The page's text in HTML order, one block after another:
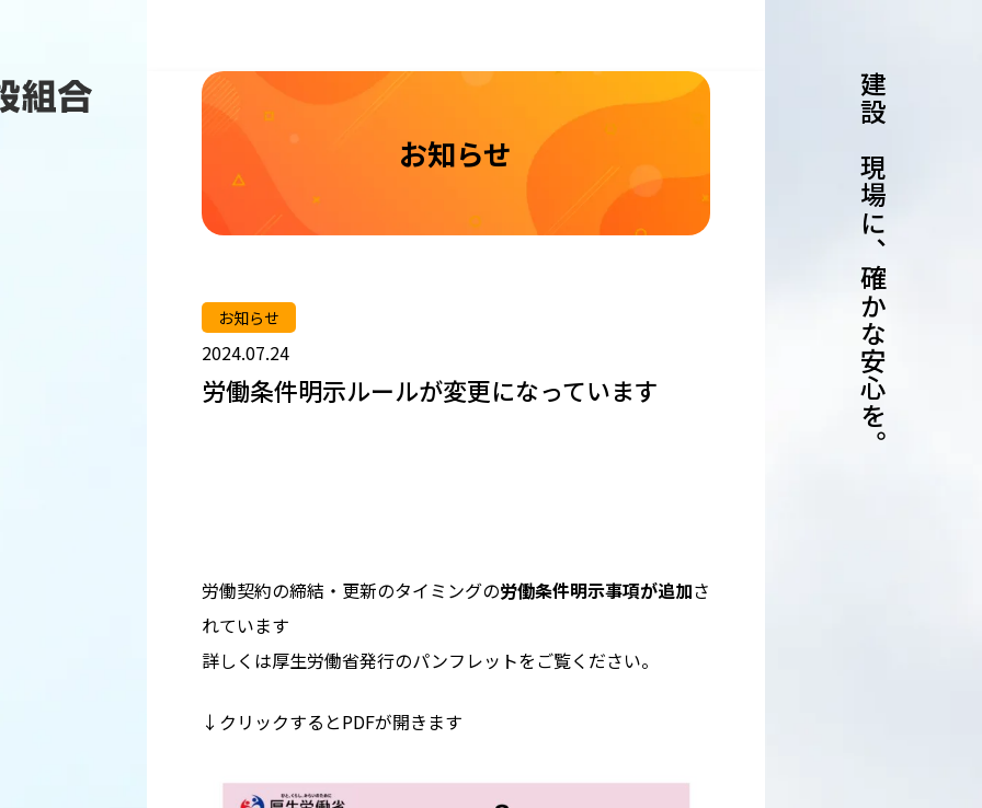
建設の現場に、確かな安心を。
お知らせ
お知らせ
2024.07.24
労働条件明示ルールが変更になっています
労働契約の締結・更新のタイミングの労働条件明示事項が追加さ
れています
詳しくは厚生労働省発行のパンフレットをご覧ください。
↓クリックするとPDFが開きます